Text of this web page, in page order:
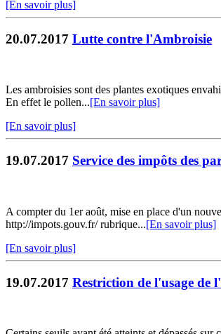
[En savoir plus]
20.07.2017 Lutte contre l'Ambroisie
Les ambroisies sont des plantes exotiques
En effet le pollen...[En savoir plus]
[En savoir plus]
19.07.2017 Service des impôts des
A compter du 1er août, mise en place d'un
http://impots.gouv.fr/ rubrique...[En savoir plus]
[En savoir plus]
19.07.2017 Restriction de l'usage de